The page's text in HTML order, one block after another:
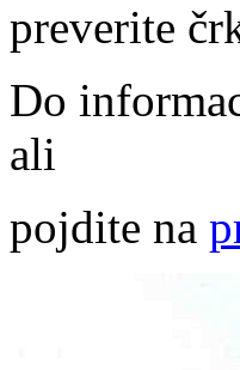
preverite
Do
ali
pojdite na